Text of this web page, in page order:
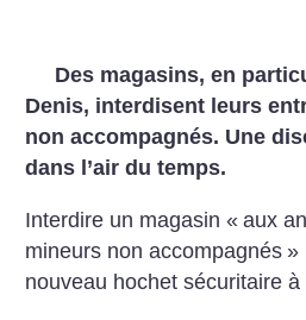
Des magasins, en
Denis, interdisent leurs
non accompagnés. Une
dans l’air du temps.
Interdire un magasin « aux
mineurs non accompagnés »
nouveau hochet sécuritaire à